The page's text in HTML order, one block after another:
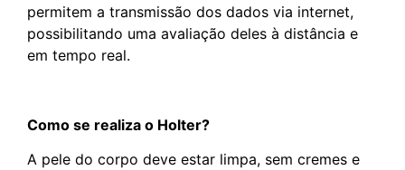
permitem a transmissão dos dados via internet,
possibilitando uma avaliação deles à distância e
em tempo real.
Como se realiza o Holter?
A pele do corpo deve estar limpa, sem cremes e